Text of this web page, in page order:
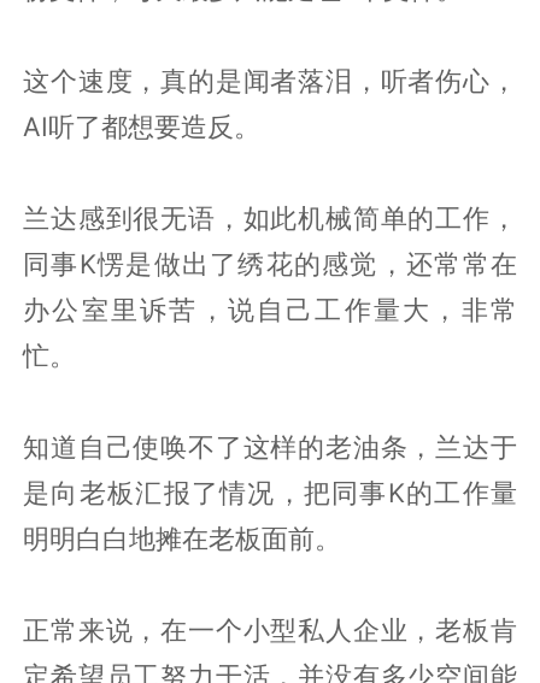
这个速度，真的是闻者落泪，听者伤心，
AI听了都想要造反。
兰达感到很无语，如此机械简单的工作，
同事K愣是做出了绣花的感觉，还常常在
办公室里诉苦，说自己工作量大，非常
忙。
知道自己使唤不了这样的老油条，兰达于
是向老板汇报了情况，把同事K的工作量
明明白白地摊在老板面前。
正常来说，在一个小型私人企业，老板肯
定希望员工努力干活，并没有多少空间能